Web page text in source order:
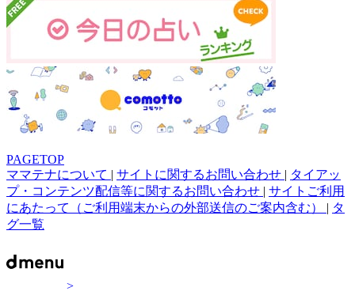
PAGETOP
ママテナについて | サイトに関するお問い合わせ | タイアッ
プ・コンテンツ配信等に関するお問い合わせ | サイトご利用
にあたって（ご利用端末からの外部送信のご案内含む） | タ
グ一覧
>